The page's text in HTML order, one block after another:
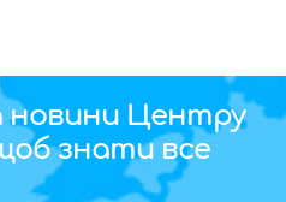
новини Центру
знати все